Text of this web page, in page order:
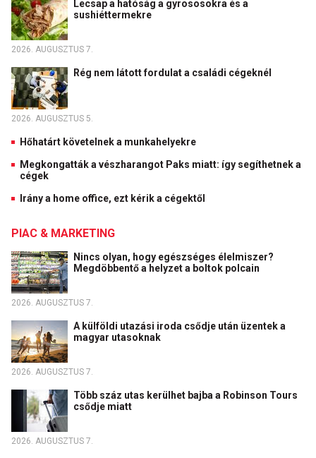
Lecsap a hatóság a gyrososokra és a
sushiéttermekre
2026. AUGUSZTUS 7.
Rég nem látott fordulat a családi cégeknél
2026. AUGUSZTUS 5.
Hőhatárt követelnek a munkahelyekre
Megkongatták a vészharangot Paks miatt: így segíthetnek a
cégek
Irány a home office, ezt kérik a cégektől
PIAC & MARKETING
Nincs olyan, hogy egészséges élelmiszer?
Megdöbbentő a helyzet a boltok polcain
2026. AUGUSZTUS 7.
A külföldi utazási iroda csődje után üzentek a
magyar utasoknak
2026. AUGUSZTUS 7.
Több száz utas kerülhet bajba a Robinson Tours
csődje miatt
2026. AUGUSZTUS 7.